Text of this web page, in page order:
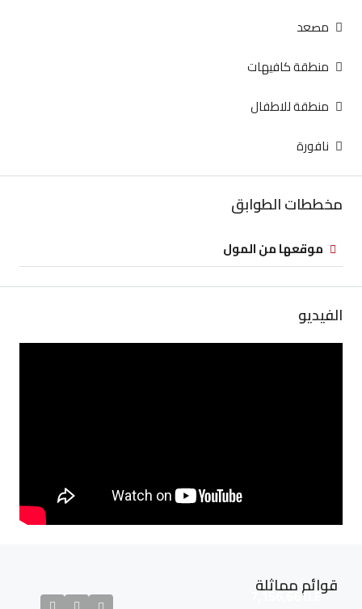
مصعد
منطقة كافيهات
منطقة للاطفال
نافورة
مخططات الطوابق
موقعها من المول
الفيديو
قوائم مماثلة
7,156,661LE